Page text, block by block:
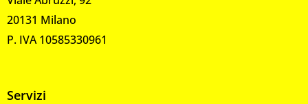
20131 Milano
P. IVA 10585330961
Servizi